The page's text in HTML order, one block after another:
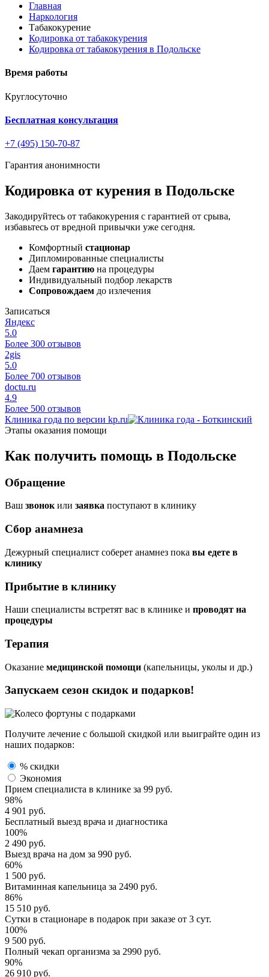
Главная
Наркология
Табакокурение
Кодировка от табакокурения
Кодировка от табакокурения в Подольске
Время работы
Круглосуточно
Бесплатная консультация
+7 (495) 150-70-87
Гарантия анонимности
Кодировка от курения в Подольске
Закодируйтесь от табакокурения с гарантией от срыва,
избавьтесь от вредной привычки уже сегодня.
Комфортный стационар
Дипломированные специалисты
Даем гарантию на процедуры
Индивидуальный подбор лекарств
Сопровождаем до излечения
Записаться
Яндекс
5.0
Более 300 отзывов
2gis
5.0
Более 700 отзывов
doctu.ru
4.9
Более 500 отзывов
Клиника года по версии kp.ru
Этапы оказания помощи
Как получить помощь в Подольске
Обращение
Ваш звонокили заявка поступают в клинику
Сбор анамнеза
Дежурный специалист соберет анамнез пока вы едете в
клинику
Прибытие в клинику
Наши специалисты встретят вас в клинике и проводят на
процедуры
Терапия
Оказание медицинской помощи (капельницы, уколы и др.)
Запускаем сезон скидок и подарков!
Получите лечение с большой скидкой или выиграйте один из
наших подарков:
% скидки
Экономия
Прием специалиста в клинике за 99 руб.
98%
4 901 руб.
Бесплатный выезд врача и диагностика
100%
2 490 руб.
Выезд врача на дом за 990 руб.
60%
1 500 руб.
Витаминная капельница за 2490 руб.
86%
15 510 руб.
Сутки в стационаре в подарок при заказе от 3 сут.
100%
9 500 руб.
Полный чекап организма за 2990 руб.
90%
26 910 руб.